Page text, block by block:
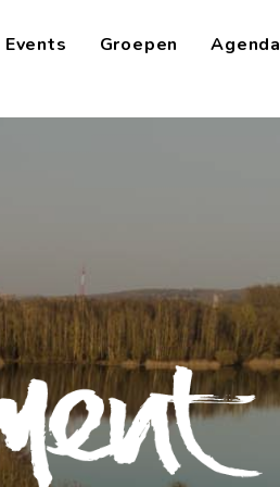
Events Groepen Agenda